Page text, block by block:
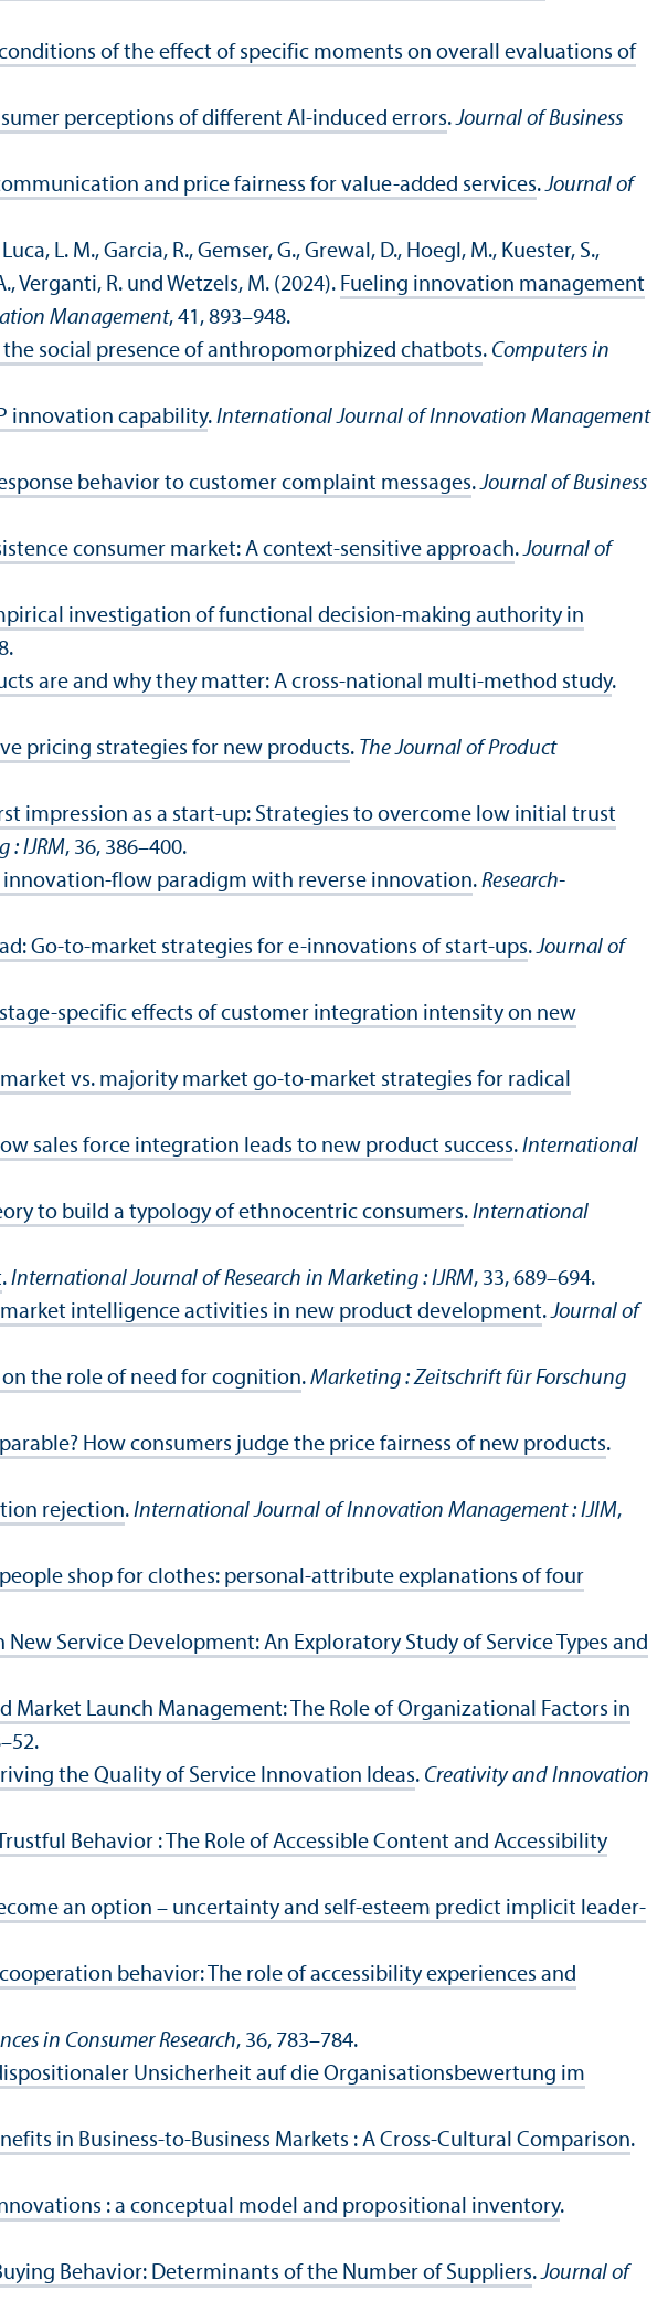
of the effect of specific moments on overall evaluations of
perceptions of different AI-induced errors.Journal of Business
and price fairness for value-added services.Journal of
L. M., Garcia, R., Gemser, G., Grewal, D., Hoegl, M., Kuester, S.,
Verganti, R. und Wetzels, M. (2024). Fueling innovation management
Management, 41, 893–948.
social presence of anthropomorphized chatbots. Computers in
innovation capability. International Journal of Innovation Management
behavior to customer complaint messages.Journal of Business
consumer market: A context-sensitive approach.Journal of
investigation of functional decision-making authority in
are and why they matter: A cross-national multi-method study.
pricing strategies for new products. The Journal of Product
impression as a start-up: Strategies to overcome low initial trust
: IJRM, 36, 386–400.
innovation-flow paradigm with reverse innovation. Research-
Go-to-market strategies for e-innovations of start-ups.Journal of
specific effects of customer integration intensity on new
vs. majority market go-to-market strategies for radical
sales force integration leads to new product success. International
to build a typology of ethnocentric consumers. International
. International Journal of Research in Marketing : IJRM, 33, 689–694.
market intelligence activities in new product development.Journal of
the role of need for cognition. Marketing : Zeitschrift für Forschung
How consumers judge the price fairness of new products.
rejection. International Journal of Innovation Management : IJIM,
shop for clothes: personal-attribute explanations of four
Service Development: An Exploratory Study of Service Types and
Launch Management: The Role of Organizational Factors in
the Quality of Service Innovation Ideas. Creativity and Innovation
Behavior : The Role of Accessible Content and Accessibility
an option – uncertainty and self-esteem predict implicit leader­
behavior: The role of accessibility experiences and
in Consumer Research, 36, 783–784.
Unsicherheit auf die Organisations­bewertung im
in Business-to-Business Markets : A Cross-Cultural Comparison.
: a conceptual model and propositional inventory.
Behavior: Determinants of the Number of Suppliers.Journal of